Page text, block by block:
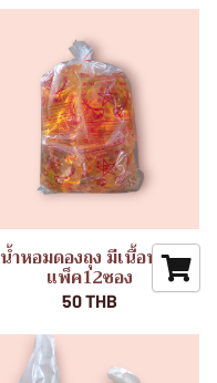
น้ำหอมดองถุง มีเนื้อหอม
แพ็ค12ซอง
50 THB